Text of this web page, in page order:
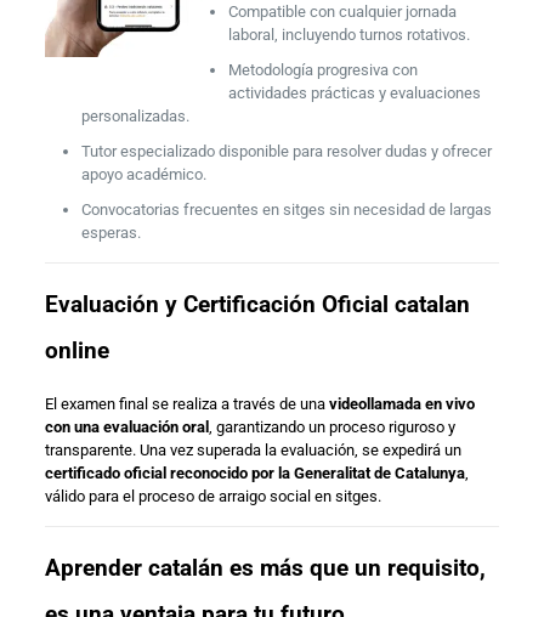
Compatible con cualquier jornada
laboral, incluyendo turnos rotativos.
Metodología progresiva con
actividades prácticas y evaluaciones
personalizadas.
Tutor especializado disponible para resolver dudas y ofrecer
apoyo académico.
Convocatorias frecuentes en sitges sin necesidad de largas
esperas.
Evaluación y Certificación Oficial catalan
online
El examen final se realiza a través de una videollamada en vivo
con una evaluación oral, garantizando un proceso riguroso y
transparente. Una vez superada la evaluación, se expedirá un
certificado oficial reconocido por la Generalitat de Catalunya,
válido para el proceso de arraigo social en sitges.
Aprender catalán es más que un requisito,